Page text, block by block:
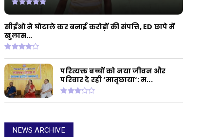
सीईओ ने घोटाले कर बनाई करोड़ों की संपत्ति, ED छापे में
खुलास...
परित्यक्त बच्चों को नया जीवन और
परिवार दे रही ‘मातृछाया‘: म...
NEWS ARCHIVE